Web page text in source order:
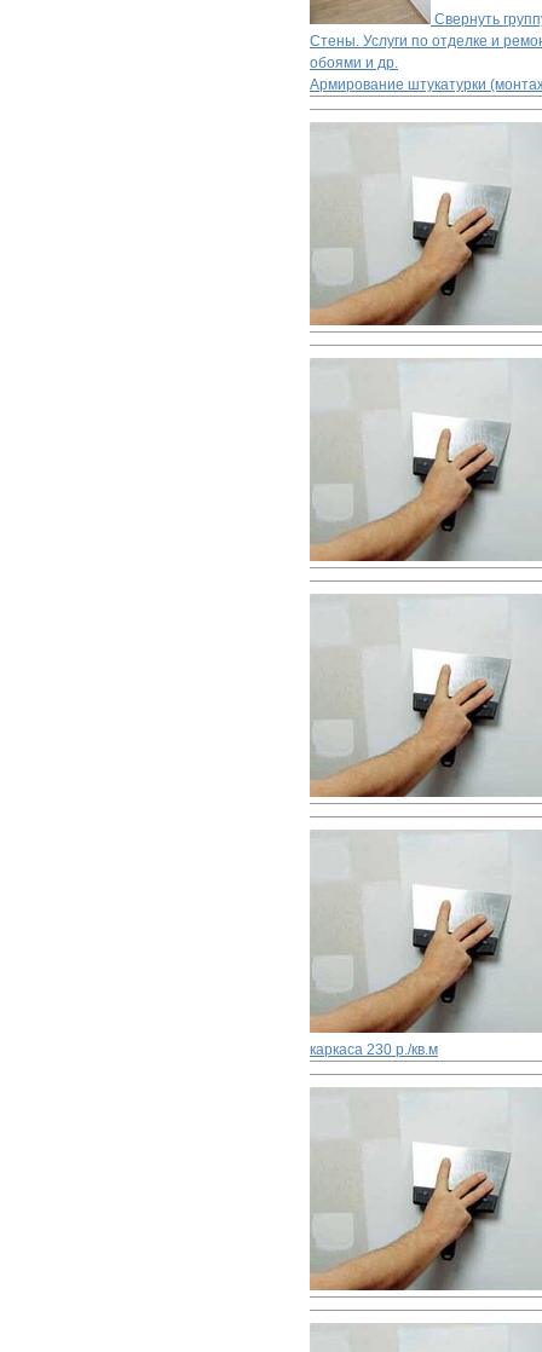
Свернуть
Стены. Услуги по отделке и
обоями и др.
Армирование штукатурки
каркаса 230 р./кв.м